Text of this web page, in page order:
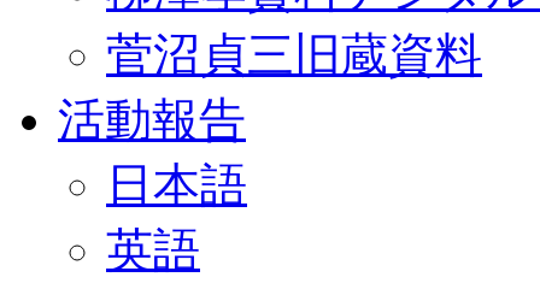
菅沼貞三旧蔵資料
活動報告
日本語
英語